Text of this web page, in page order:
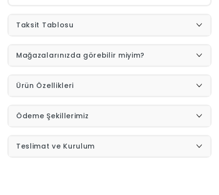
Taksit Tablosu
Mağazalarınızda görebilir miyim?
Ürün Özellikleri
Ödeme Şekillerimiz
Teslimat ve Kurulum